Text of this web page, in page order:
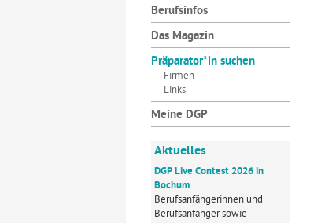
Berufsinfos
Das Magazin
Präparator*in suchen
Firmen
Links
Meine DGP
Aktuelles
DGP Live Contest 2026 in
Bochum
Berufsanfängerinnen und
Berufsanfänger sowie